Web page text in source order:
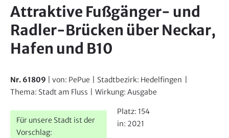
f
o
r
m
l
a
Attraktive Fußgänger- und
Radler-Brücken über Neckar,
Hafen und B10
Nr. 61809 | von: PePue Stadtbezirk: Hedelfingen
Thema: Stadt am Fluss Wirkung:Ausgabe
Für unsere Stadt ist der
Vorschlag:
Platz: 154
in: 2021